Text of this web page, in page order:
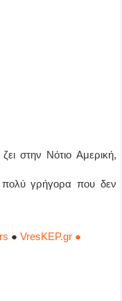
στην Νότιο Αμερική,
πολύ γρήγορα που δεν
●VresKEP.gr ●